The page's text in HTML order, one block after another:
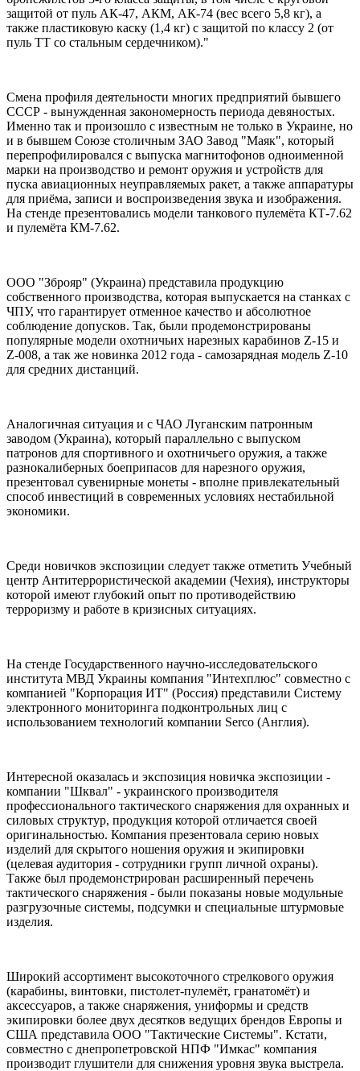
защитой от пуль АК-47, АКМ, АК-74 (вес всего 5,8 кг), а
также пластиковую каску (1,4 кг) с защитой по классу 2 (от
пуль ТТ со стальным сердечником)."
Смена профиля деятельности многих предприятий бывшего
СССР - вынужденная закономерность периода девяностых.
Именно так и произошло с известным не только в Украине, но
и в бывшем Союзе столичным ЗАО Завод "Маяк", который
перепрофилировался с выпуска магнитофонов одноименной
марки на производство и ремонт оружия и устройств для
пуска авиационных неуправляемых ракет, а также аппаратуры
для приёма, записи и воспроизведения звука и изображения.
На стенде презентовались модели танкового пулемёта КТ-7.62
и пулемёта КМ-7.62.
ООО "Зброяр" (Украина) представила продукцию
собственного производства, которая выпускается на станках с
ЧПУ, что гарантирует отменное качество и абсолютное
соблюдение допусков. Так, были продемонстрированы
популярные модели охотничьих нарезных карабинов Z-15 и
Z-008, а так же новинка 2012 года - самозарядная модель Z-10
для средних дистанций.
Аналогичная ситуация и с ЧАО Луганским патронным
заводом (Украина), который параллельно с выпуском
патронов для спортивного и охотничьего оружия, а также
разнокалиберных боеприпасов для нарезного оружия,
презентовал сувенирные монеты - вполне привлекательный
способ инвестиций в современных условиях нестабильной
экономики.
Среди новичков экспозиции следует также отметить Учебный
центр Антитеррористической академии (Чехия), инструкторы
которой имеют глубокий опыт по противодействию
терроризму и работе в кризисных ситуациях.
На стенде Государственного научно-исследовательского
института МВД Украины компания "Интехплюс" совместно с
компанией "Корпорация ИТ" (Россия) представили Систему
электронного мониторинга подконтрольных лиц с
использованием технологий компании Serco (Англия).
Интересной оказалась и экспозиция новичка экспозиции -
компании "Шквал" - украинского производителя
профессионального тактического снаряжения для охранных и
силовых структур, продукция которой отличается своей
оригинальностью. Компания презентовала серию новых
изделий для скрытого ношения оружия и экипировки
(целевая аудитория - сотрудники групп личной охраны).
Также был продемонстрирован расширенный перечень
тактического снаряжения - были показаны новые модульные
разгрузочные системы, подсумки и специальные штурмовые
изделия.
Широкий ассортимент высокоточного стрелкового оружия
(карабины, винтовки, пистолет-пулемёт, гранатомёт) и
аксессуаров, а также снаряжения, униформы и средств
экипировки более двух десятков ведущих брендов Европы и
США представила ООО "Тактические Системы". Кстати,
совместно с днепропетровской НПФ "Имкас" компания
производит глушители для снижения уровня звука выстрела.